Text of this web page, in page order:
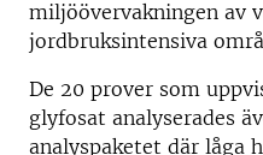
miljöövervakningen av
jordbruksintensiva
De 20 prover som
glyfosat analyserades
analyspaketet där låga